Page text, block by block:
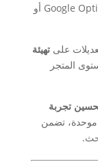
التركيبة الأنجح أداء. استخدم أدوات مثل Google Optimize أو
على تهيئة
المتجر
تجربة
موحدة، تضمن